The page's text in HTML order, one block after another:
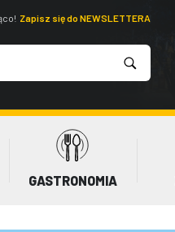
Zapisz się do NEWSLETTERA
GASTRONOMIA